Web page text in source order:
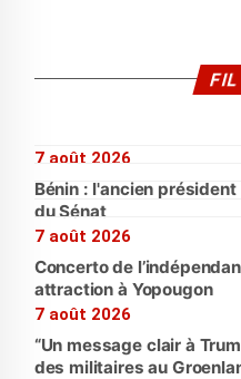
FIL
7 août 2026
Bénin : l'ancien
du Sénat
7 août 2026
Concerto de
attraction à Yopougon
7 août 2026
“Un message clair à
des militaires au